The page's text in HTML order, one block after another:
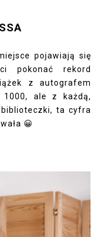
pojawiają się
pokonać rekord
z autografem
ale z każdą,
ta cyfra
😀